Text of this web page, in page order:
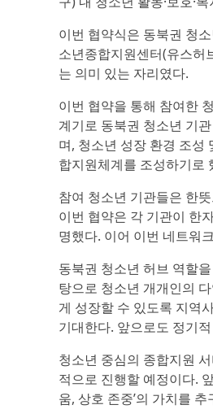
이번 협약식은 동북권 청
소년종합지원센터(유스허
는 의미 있는 자리였다.
이번 협약을 통해 참여한
계기로 동북권 청소년 기
며, 청소년 성장 환경 조성
합지원체계를 조성하기로
참여 청소년 기관들은 한
이번 협약은 각 기관이 한
명했다. 이어 이번 네트워
동북권 청소년 허브 역할
탕으로 청소년 개개인의
게 성장할 수 있도록 지역
기대한다. 앞으로도 정기
청소년 중심의 종합지원
적으로 진행할 예정이다.
움, 상호 존중’의 가치를